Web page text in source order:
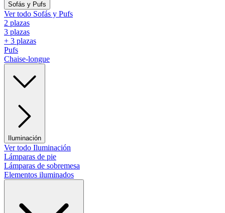
Sofás y Pufs
Ver todo Sofás y Pufs
2 plazas
3 plazas
+ 3 plazas
Pufs
Chaise-longue
Iluminación
Ver todo Iluminación
Lámparas de pie
Lámparas de sobremesa
Elementos iluminados